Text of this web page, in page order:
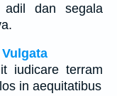
adil dan segala
iudicare terram
in aequitatibus